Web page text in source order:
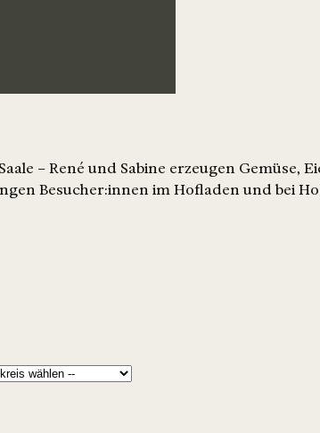
– René und Sabine erzeugen
Besucher:innen im Hofladen und bei